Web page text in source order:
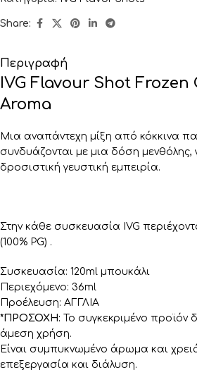
Share:
Περιγραφή
IVG Flavour Shot Frozen
Aroma
Μια αναπάντεχη μίξη από κόκκινα
συνδυάζονται με μια δόση μενθόλης,
δροσιστική γευστική εμπειρία.
Στην κάθε συσκευασία IVG
(100% PG) .
Συσκευασία: 120ml μπουκάλι
Περιεχόμενο: 36ml
Προέλευση: ΑΓΓΛΙΑ
*ΠΡΟΣΟΧΗ: Το συγκεκριμένο προϊόν
άμεση χρήση.
Είναι συμπυκνωμένο άρωμα και
επεξεργασία και διάλυση.